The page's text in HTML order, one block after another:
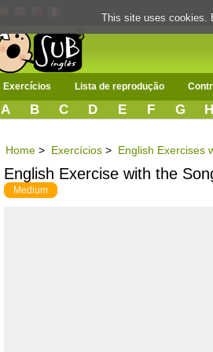
Exercícios Lista de reprodução
A B C D E F G H
Home > Exercícios > English Exercises
English Exercise with the
Medium
This site uses cookies.